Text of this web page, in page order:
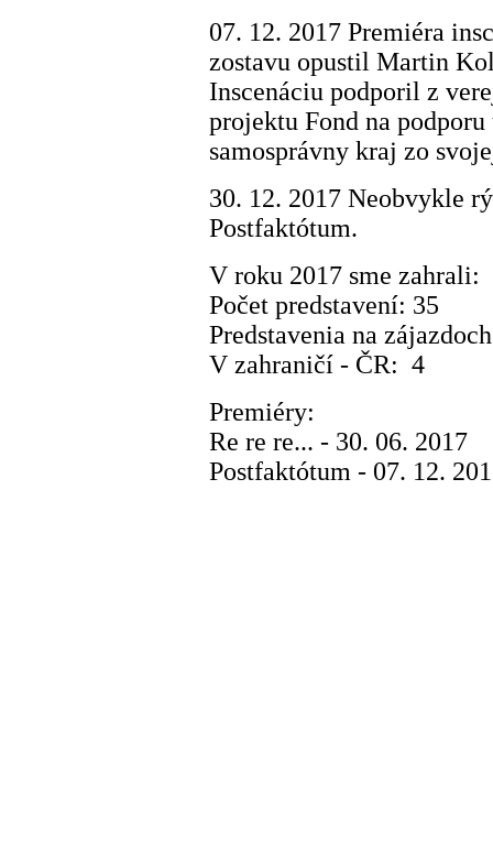
07. 12. 2017 Premiéra
zostavu opustil Martin
Inscenáciu podporil z
projektu Fond na
samosprávny kraj zo
30. 12. 2017 Neobvykle
Postfaktótum.
V roku 2017 sme zahrali:
Počet predstavení: 35
Predstavenia na
V zahraničí - ČR: 4
Premiéry:
Re re re... - 30. 06. 2017
Postfaktótum - 07. 12.